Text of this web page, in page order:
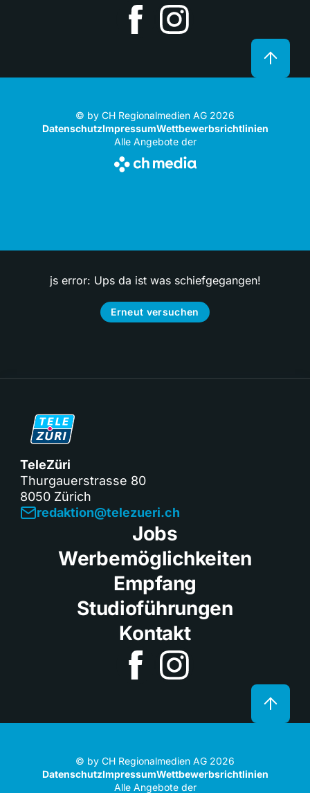
© by CH Regionalmedien AG 2026
DatenschutzImpressumWettbewerbsrichtlinien
Alle Angebote der
js error: Ups da ist was schiefgegangen!
Erneut versuchen
TeleZüri
Thurgauerstrasse 80
8050 Zürich
redaktion@telezueri.ch
Jobs
Werbemöglichkeiten
Empfang
Studioführungen
Kontakt
© by CH Regionalmedien AG 2026
DatenschutzImpressumWettbewerbsrichtlinien
Alle Angebote der